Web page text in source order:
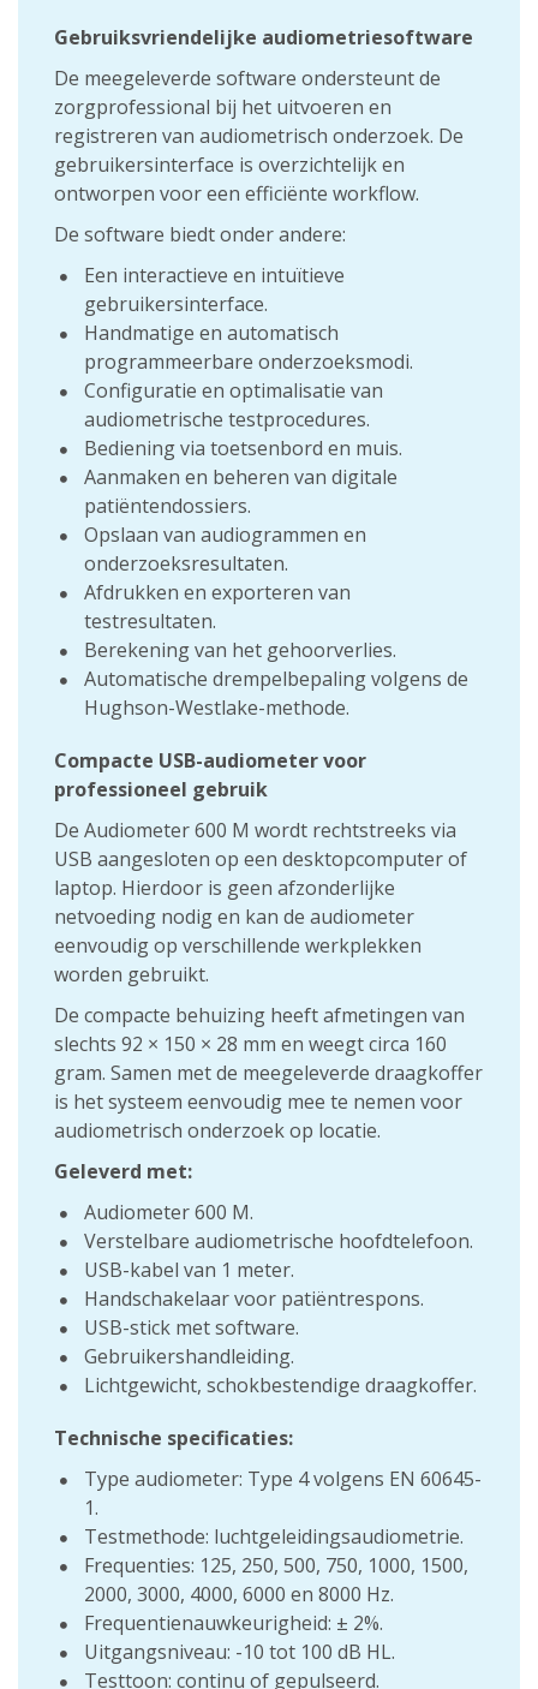
Gebruiksvriendelijke audiometriesoftware
De meegeleverde software ondersteunt de
zorgprofessional bij het uitvoeren en
registreren van audiometrisch onderzoek. De
gebruikersinterface is overzichtelijk en
ontworpen voor een efficiënte workflow.
De software biedt onder andere:
Een interactieve en intuïtieve
gebruikersinterface.
Handmatige en automatisch
programmeerbare onderzoeksmodi.
Configuratie en optimalisatie van
audiometrische testprocedures.
Bediening via toetsenbord en muis.
Aanmaken en beheren van digitale
patiëntendossiers.
Opslaan van audiogrammen en
onderzoeksresultaten.
Afdrukken en exporteren van
testresultaten.
Berekening van het gehoorverlies.
Automatische drempelbepaling volgens de
Hughson-Westlake-methode.
Compacte USB-audiometer voor
professioneel gebruik
De Audiometer 600 M wordt rechtstreeks via
USB aangesloten op een desktopcomputer of
laptop. Hierdoor is geen afzonderlijke
netvoeding nodig en kan de audiometer
eenvoudig op verschillende werkplekken
worden gebruikt.
De compacte behuizing heeft afmetingen van
slechts 92 × 150 × 28 mm en weegt circa 160
gram. Samen met de meegeleverde draagkoffer
is het systeem eenvoudig mee te nemen voor
audiometrisch onderzoek op locatie.
Geleverd met:
Audiometer 600 M.
Verstelbare audiometrische hoofdtelefoon.
USB-kabel van 1 meter.
Handschakelaar voor patiëntrespons.
USB-stick met software.
Gebruikershandleiding.
Lichtgewicht, schokbestendige draagkoffer.
Technische specificaties:
Type audiometer: Type 4 volgens EN 60645-
1.
Testmethode: luchtgeleidingsaudiometrie.
Frequenties: 125, 250, 500, 750, 1000, 1500,
2000, 3000, 4000, 6000 en 8000 Hz.
Frequentienauwkeurigheid: ± 2%.
Uitgangsniveau: -10 tot 100 dB HL.
Testtoon: continu of gepulseerd.